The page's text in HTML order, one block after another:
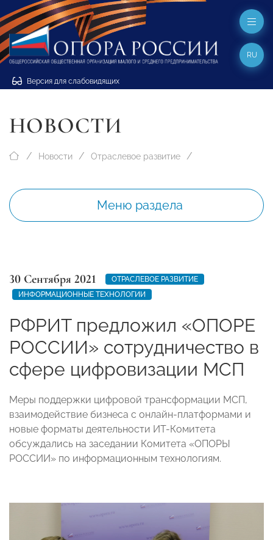
Версия для слабовидящих
RU
НОВОСТИ
Новости Отраслевое развитие
Меню раздела
30 Сентября 2021
ОТРАСЛЕВОЕ РАЗВИТИЕ
ИНФОРМАЦИОННЫЕ ТЕХНОЛОГИИ
РФРИТ предложил «ОПОРЕ
РОССИИ» сотрудничество в
сфере цифровизации МСП
Меры поддержки цифровой трансформации МСП,
взаимодействие бизнеса с онлайн-платформами и
новые форматы деятельности ИТ-Комитета
обсуждались на заседании Комитета «ОПОРЫ
РОССИИ» по информационным технологиям.